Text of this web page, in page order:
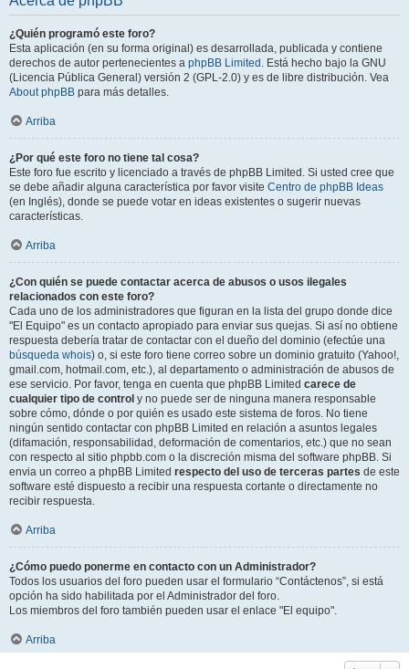
¿Quién programó este foro?
Esta aplicación (en su forma original) es desarrollada, publicada y contiene
derechos de autor pertenecientes a phpBB Limited . Está hecho bajo la GNU
(Licencia Pública General) versión 2 (GPL-2.0) y es de libre distribución. Vea
About phpBB para más detalles.
Arriba
¿Por qué este foro no tiene tal cosa?
Este foro fue escrito y licenciado a través de phpBB Limited. Si usted cree que
se debe añadir alguna característica por favor visite Centro de phpBB Ideas
(en Inglés), donde se puede votar en ideas existentes o sugerir nuevas
características.
Arriba
¿Con quién se puede contactar acerca de abusos o usos ilegales
relacionados con este foro?
Cada uno de los administradores que figuran en la lista del grupo donde dice
"El Equipo" es un contacto apropiado para enviar sus quejas. Si así no obtiene
respuesta debería tratar de contactar con el dueño del dominio (efectúe una
búsqueda whois) o, si este foro tiene correo sobre un dominio gratuito (Yahoo!,
gmail.com, hotmail.com, etc.), al departamento o administración de abusos de
ese servicio. Por favor, tenga en cuenta que phpBB Limited carece de
cualquier tipo de control y no puede ser de ninguna manera responsable
sobre cómo, dónde o por quién es usado este sistema de foros. No tiene
ningún sentido contactar con phpBB Limited en relación a asuntos legales
(difamación, responsabilidad, deformación de comentarios, etc.) que no sean
con respecto al sitio phpbb.com o la discreción misma del software phpBB. Si
envia un correo a phpBB Limited respecto del uso de terceras partes de este
software esté dispuesto a recibir una respuesta cortante o directamente no
recibir respuesta.
Arriba
¿Cómo puedo ponerme en contacto con un Administrador?
Todos los usuarios del foro pueden usar el formulario “Contáctenos”, si está
opción ha sido habilitada por el Administrador del foro.
Los miembros del foro también pueden usar el enlace "El equipo".
Arriba